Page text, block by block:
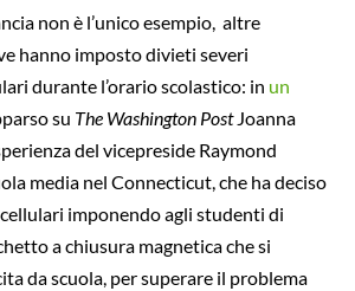
non è l’unico esempio, altre
hanno imposto divieti severi
durante l’orario scolastico: in un
su The Washington PostJoanna
del vicepreside Raymond
media nel Connecticut, che ha deciso
imponendo agli studenti di
a chiusura magnetica che si
da scuola, per superare il problema